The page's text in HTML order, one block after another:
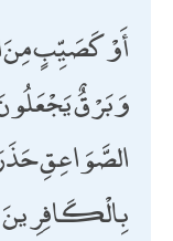
أَوْ كَصَيِّبٍ مِنَ
وَبَرْقٌ يَجْعَلُونَ
الصَّوَاعِقِ
بِالْكَافِرِينَ